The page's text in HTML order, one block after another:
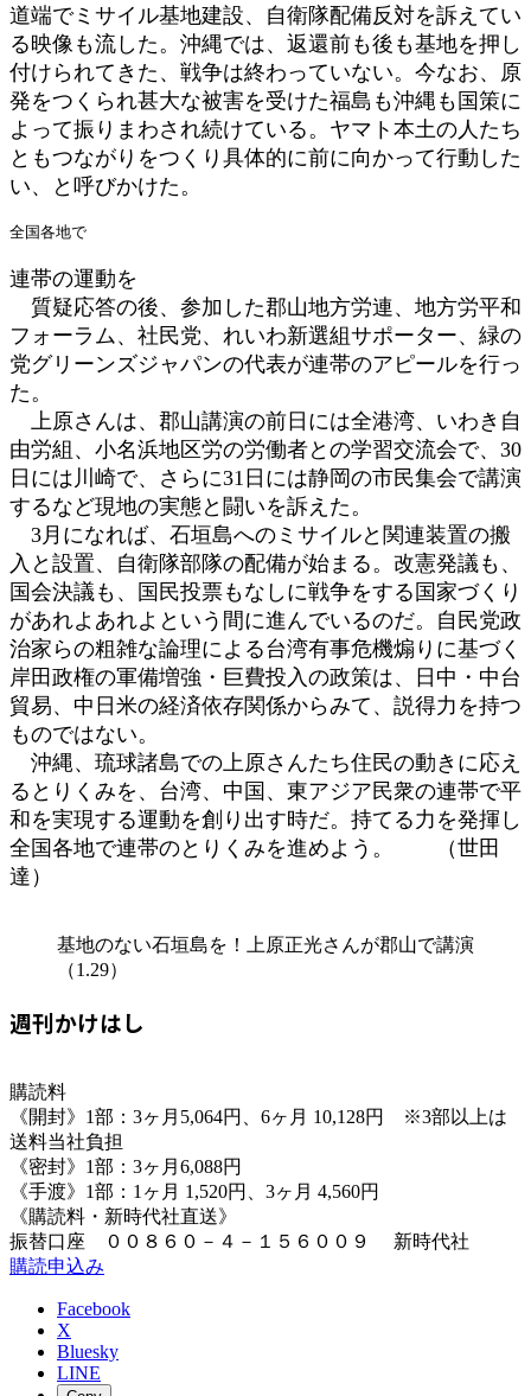
道端でミサイル基地建設、自衛隊配備反対を訴えてい
る映像も流した。沖縄では、返還前も後も基地を押し
付けられてきた、戦争は終わっていない。今なお、原
発をつくられ甚大な被害を受けた福島も沖縄も国策に
よって振りまわされ続けている。ヤマト本土の人たち
ともつながりをつくり具体的に前に向かって行動した
い、と呼びかけた。
全国各地で
連帯の運動を
質疑応答の後、参加した郡山地方労連、地方労平和
フォーラム、社民党、れいわ新選組サポーター、緑の
党グリーンズジャパンの代表が連帯のアピールを行っ
た。
上原さんは、郡山講演の前日には全港湾、いわき自
由労組、小名浜地区労の労働者との学習交流会で、30
日には川崎で、さらに31日には静岡の市民集会で講演
するなど現地の実態と闘いを訴えた。
3月になれば、石垣島へのミサイルと関連装置の搬
入と設置、自衛隊部隊の配備が始まる。改憲発議も、
国会決議も、国民投票もなしに戦争をする国家づくり
があれよあれよという間に進んでいるのだ。自民党政
治家らの粗雑な論理による台湾有事危機煽りに基づく
岸田政権の軍備増強・巨費投入の政策は、日中・中台
貿易、中日米の経済依存関係からみて、説得力を持つ
ものではない。
沖縄、琉球諸島での上原さんたち住民の動きに応え
るとりくみを、台湾、中国、東アジア民衆の連帯で平
和を実現する運動を創り出す時だ。持てる力を発揮し
全国各地で連帯のとりくみを進めよう。 （世田
達）
基地のない石垣島を！上原正光さんが郡山で講演
（1.29）
週刊かけはし
購読料
《開封》1部：3ヶ月5,064円、6ヶ月 10,128円 ※3部以上は
送料当社負担
《密封》1部：3ヶ月6,088円
《手渡》1部：1ヶ月 1,520円、3ヶ月 4,560円
《購読料・新時代社直送》
振替口座 ００８６０－４－１５６００９ 新時代社
購読申込み
Facebook
X
Bluesky
LINE